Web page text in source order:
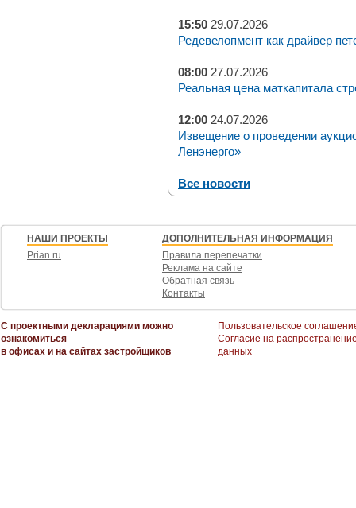
15:50 29.07.2026
Редевелопмент как драйвер
08:00 27.07.2026
Реальная цена маткапитала
12:00 24.07.2026
Извещение о проведении
Ленэнерго»
Все новости
НАШИ ПРОЕКТЫ
Prian.ru
ДОПОЛНИТЕЛЬНАЯ ИНФОРМАЦИЯ
Правила перепечатки
Реклама на сайте
Обратная связь
Контакты
С проектными декларациями можно
ознакомиться
в офисах и на сайтах застройщиков
Пользовательское
Согласие на
данных